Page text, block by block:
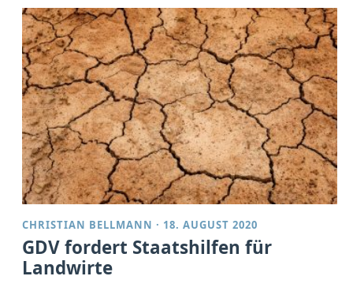
CHRISTIAN BELLMANN · 18. AUGUST 2020
GDV fordert Staatshilfen für
Landwirte